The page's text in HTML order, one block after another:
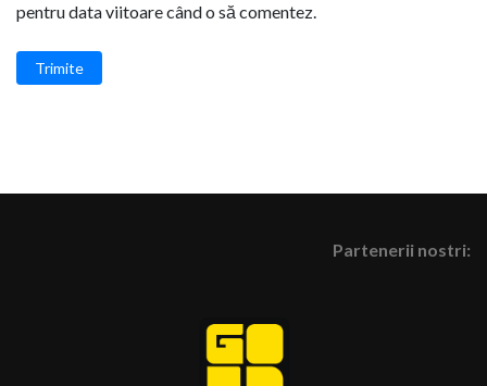
pentru data viitoare când o să comentez.
Trimite
Partenerii nostri: